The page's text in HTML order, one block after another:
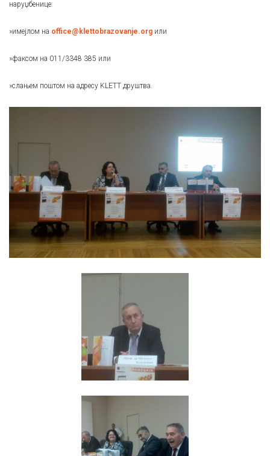
наруџбенице:
»имејлом на office@klettobrazovanje.org или
»факсом на 011/3348 385 или
»слањем поштом на адресу KLETT друштва.